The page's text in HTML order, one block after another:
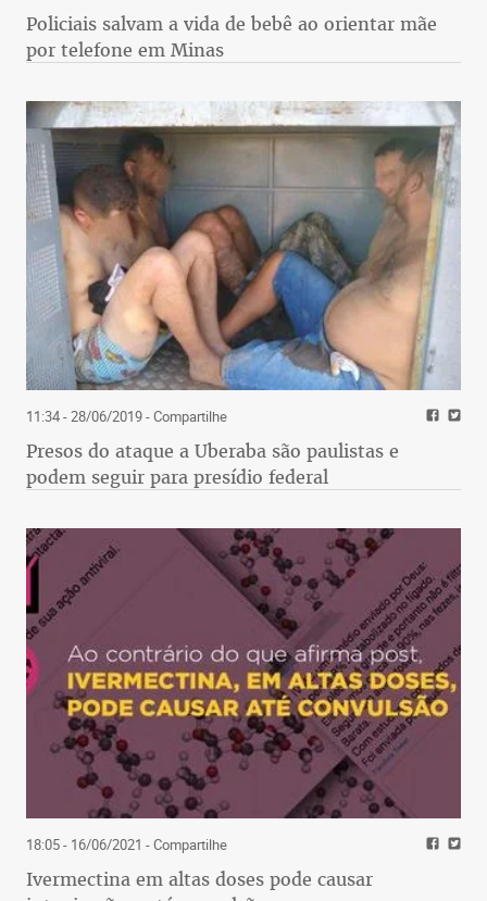
Policiais salvam a vida de bebê ao orientar mãe
por telefone em Minas
11:34 - 28/06/2019- Compartilhe
Presos do ataque a Uberaba são paulistas e
podem seguir para presídio federal
18:05 - 16/06/2021 - Compartilhe
Ivermectina em altas doses pode causar